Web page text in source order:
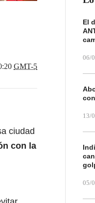
GMT-5
ciudad
con la
El
06/
13/
05/